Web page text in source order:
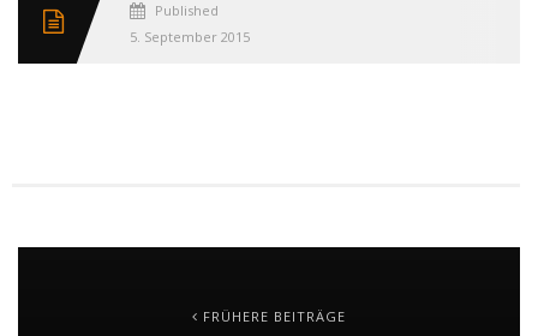
Published
5. September 2015
FRÜHERE BEITRÄGE